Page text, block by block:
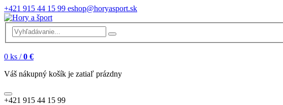
+421 915 44 15 99 eshop@horyasport.sk
0 ks / 0 €
Váš nákupný košík je zatiaľ prázdny
+421 915 44 15 99